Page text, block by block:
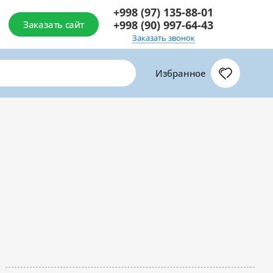
Заказать сайт
+998 (97) 135-88-01
+998 (90) 997-64-43
Заказать звонок
Избранное